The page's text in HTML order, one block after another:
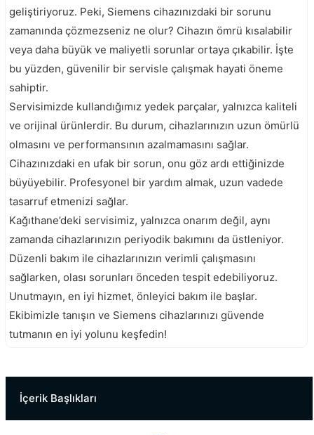
geliştiriyoruz. Peki, Siemens cihazınızdaki bir sorunu
zamanında çözmezseniz ne olur? Cihazın ömrü kısalabilir
veya daha büyük ve maliyetli sorunlar ortaya çıkabilir. İşte
bu yüzden, güvenilir bir servisle çalışmak hayati öneme
sahiptir.
Servisimizde kullandığımız yedek parçalar, yalnızca kaliteli
ve orijinal ürünlerdir. Bu durum, cihazlarınızın uzun ömürlü
olmasını ve performansının azalmamasını sağlar.
Cihazınızdaki en ufak bir sorun, onu göz ardı ettiğinizde
büyüyebilir. Profesyonel bir yardım almak, uzun vadede
tasarruf etmenizi sağlar.
Kağıthane’deki servisimiz, yalnızca onarım değil, aynı
zamanda cihazlarınızın periyodik bakımını da üstleniyor.
Düzenli bakım ile cihazlarınızın verimli çalışmasını
sağlarken, olası sorunları önceden tespit edebiliyoruz.
Unutmayın, en iyi hizmet, önleyici bakım ile başlar.
Ekibimizle tanışın ve Siemens cihazlarınızı güvende
tutmanın en iyi yolunu keşfedin!
İçerik Başlıkları